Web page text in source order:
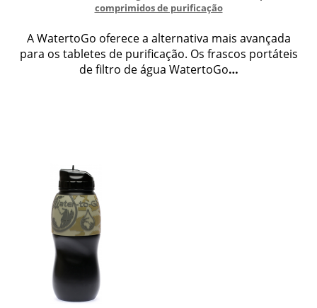
comprimidos de purificação
A WatertoGo oferece a alternativa mais avançada
para os tabletes de purificação. Os frascos portáteis
de filtro de água WatertoGo…